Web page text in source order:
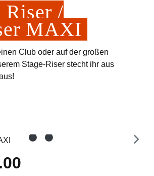
Riser /
MAXI
Club oder auf der großen
Stage-Riser stecht ihr aus